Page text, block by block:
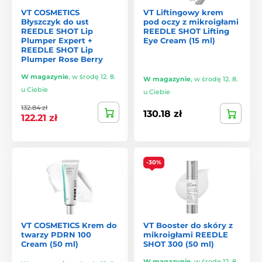
zrównoważoną cerę.
VT COSMETICS
Błyszczyk do ust
REEDLE SHOT Lip
Plumper Expert +
REEDLE SHOT Lip
Plumper Rose Berry
W magazynie, w środę 12. 8.
u Ciebie
132.84 zł
122.21 zł
VT Liftingowy krem
pod oczy z mikroigłami
REEDLE SHOT Lifting
Eye Cream (15 ml)
W magazynie, w środę 12. 8.
u Ciebie
130.18 zł
VT COSMETICS Krem do
twarzy PDRN 100
Cream (50 ml)
-30%
VT Booster do skóry z
mikroigłami REEDLE
SHOT 300 (50 ml)